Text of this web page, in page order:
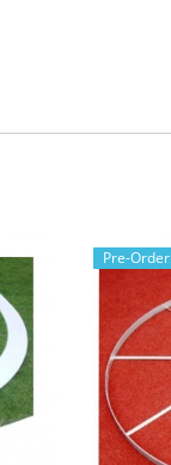
Pre-Order